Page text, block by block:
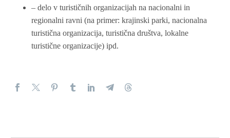
– delo v turističnih organizacijah na nacionalni in
regionalni ravni (na primer: krajinski parki, nacionalna
turistična organizacija, turistična društva, lokalne
turistične organizacije) ipd.